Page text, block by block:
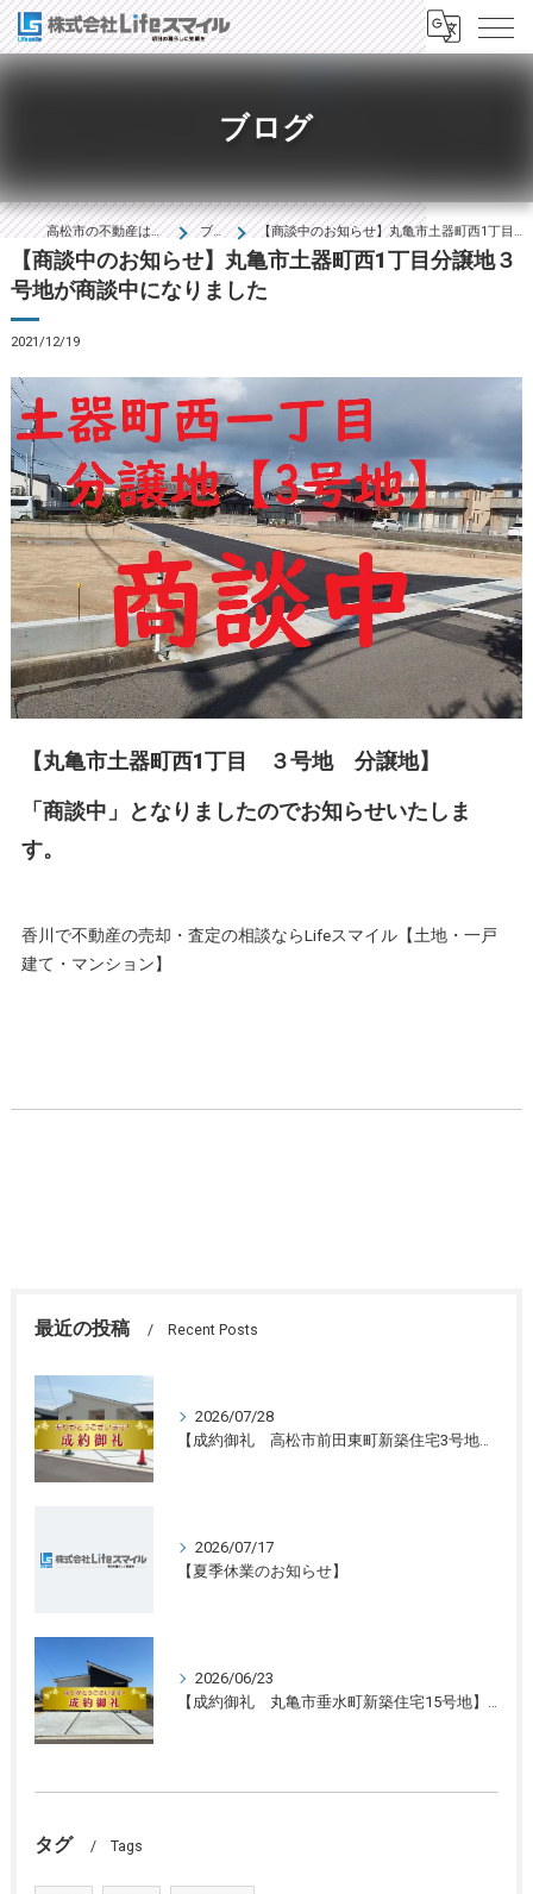
ブログ
高松市の不動産は株式会社Lifeｽﾏｲﾙ ブログ 【商談中のお知らせ】丸亀市土器町西1丁目分譲地３号地が商談中になりました
【商談中のお知らせ】丸亀市土器町西1丁目分譲地３
号地が商談中になりました
2021/12/19
【丸亀市土器町西1丁目 ３号地 分譲地】
「商談中」となりましたのでお知らせいたしま
す。
香川で不動産の売却・査定の相談ならLifeスマイル【土地・一戸
建て・マンション】
最近の投稿 Recent Posts
2026/07/28
【成約御礼 高松市前田東町新築住宅3号地】香川県の不動産の買取・売却・査定ならLifeスマイルにお任せください
2026/07/17
【夏季休業のお知らせ】
2026/06/23
タグ Tags